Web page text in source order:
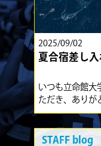
2025/09/02
夏合宿差し入
いつも立命館大
ただき、ありが
STAFF blog